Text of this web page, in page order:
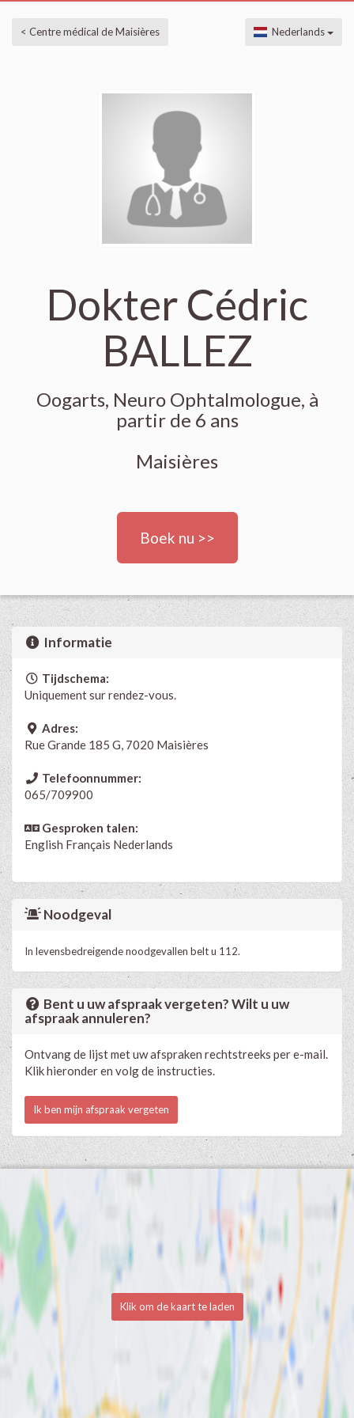
< Centre médical de Maisières Nederlands
Dokter Cédric
BALLEZ
Oogarts, Neuro Ophtalmologue, à
partir de 6 ans
Maisières
Boek nu >>
Informatie
Tijdschema:
Uniquement sur rendez-vous.
Adres:
Rue Grande 185 G, 7020 Maisières
Telefoonnummer:
065/709900
Gesproken talen:
English Français Nederlands
Noodgeval
In levensbedreigende noodgevallen belt u 112.
Bent u uw afspraak vergeten? Wilt u uw
afspraak annuleren?
Ontvang de lijst met uw afspraken rechtstreeks per e-mail.
Klik hieronder en volg de instructies.
Ik ben mijn afspraak vergeten
Klik om de kaart te laden